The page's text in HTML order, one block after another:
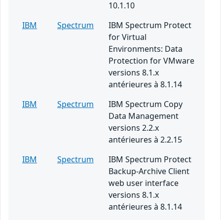
10.1.10
IBM
Spectrum
IBM Spectrum Protect
for Virtual
Environments: Data
Protection for VMware
versions 8.1.x
antérieures à 8.1.14
IBM
Spectrum
IBM Spectrum Copy
Data Management
versions 2.2.x
antérieures à 2.2.15
IBM
Spectrum
IBM Spectrum Protect
Backup-Archive Client
web user interface
versions 8.1.x
antérieures à 8.1.14